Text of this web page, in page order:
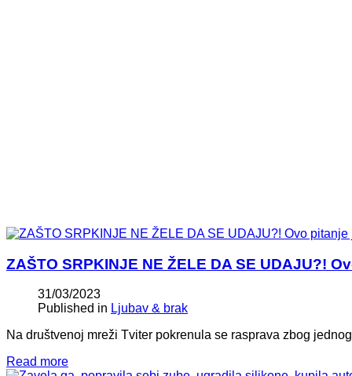
ZAŠTO SRPKINJE NE ŽELE DA SE UDAJU?!
31/03/2023
Published in Ljubav & brak
Na društvenoj mreži Tviter pokrenula se rasprava zbog
Read more